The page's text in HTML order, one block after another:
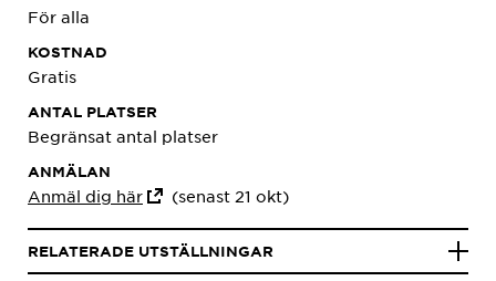
För alla
KOSTNAD
Gratis
ANTAL PLATSER
Begränsat antal platser
ANMÄLAN
Anmäl dig här (senast 21 okt)
RELATERADE UTSTÄLLNINGAR